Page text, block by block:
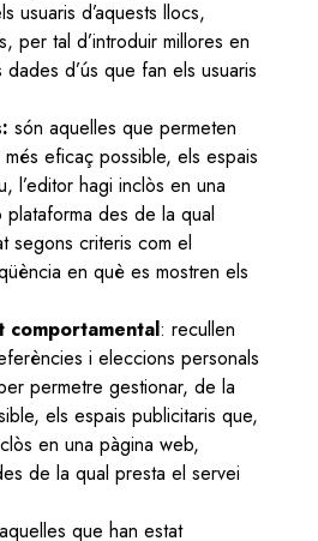
usuaris d’aquests llocs,
per tal d’introduir millores en
d’ús que fan els usuaris
són aquelles que permeten
eficaç possible, els espais
l’editor hagi inclòs en una
des de la qual
segons criteris com el
en què es mostren els
comportamental: recullen
i eleccions personals
permetre gestionar, de la
els espais publicitaris que,
en una pàgina web,
de la qual presta el servei
que han estat